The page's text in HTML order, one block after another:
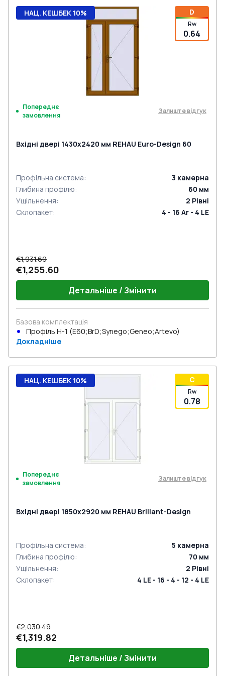
D
Rw
0.64
НАЦ. КЕШБЕК 10%
Попереднє
замовлення
Залиште відгук
Вхідні двері 1430x2420 мм REHAU Euro-Design 60
Профільна система: 3 камерна
Глибина профілю: 60 мм
Ущільнення: 2 Рівні
Склопакет: 4 - 16 Ar - 4 LE
€1,931.69
€1,255.60
Детальніше / Змінити
Базова комплектація
Профіль Н-1 (E60;BrD;Synego;Geneo;Artevo)
Докладніше
C
Rw
0.78
НАЦ. КЕШБЕК 10%
Попереднє
замовлення
Залиште відгук
Вхідні двері 1850x2920 мм REHAU Brillant-Design
Профільна система: 5 камерна
Глибина профілю: 70 мм
Ущільнення: 2 Рівні
Склопакет: 4 LE - 16 - 4 - 12 - 4 LE
€2,030.49
€1,319.82
Детальніше / Змінити